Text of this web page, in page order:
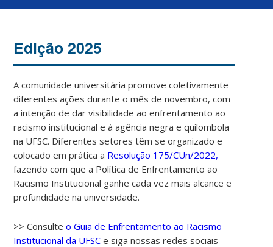
Edição 2025
A comunidade universitária promove coletivamente
diferentes ações durante o mês de novembro, com
a intenção de dar visibilidade ao enfrentamento ao
racismo institucional e à agência negra e quilombola
na UFSC. Diferentes setores têm se organizado e
colocado em prática a Resolução 175/CUn/2022,
fazendo com que a Política de Enfrentamento ao
Racismo Institucional ganhe cada vez mais alcance e
profundidade na universidade.
>> Consulteo Guia de Enfrentamento ao Racismo
Institucional da UFSC e siga nossas redes sociais